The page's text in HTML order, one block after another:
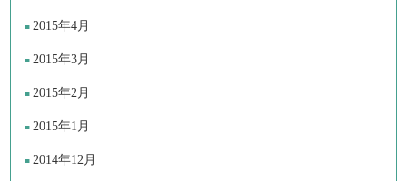
2015年4月
2015年3月
2015年2月
2015年1月
2014年12月